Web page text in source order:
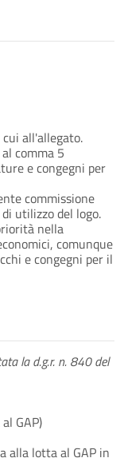
all'allegato.
comma 5
e congegni per
commissione
utilizzo del logo.
nella
comunque
e congegni per il
la d.g.r. n. 840 del
GAP)
alla lotta al GAP in